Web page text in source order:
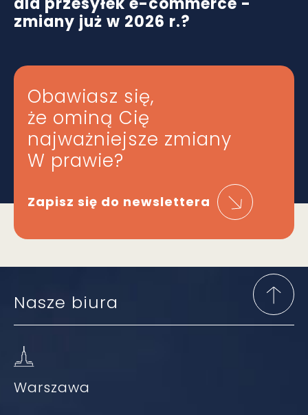
zmiany już w 2026 r.?
Obawiasz się,
że ominą Cię
najważniejsze zmiany
W prawie?
Zapisz się do newslettera
Nasze biura
Warszawa